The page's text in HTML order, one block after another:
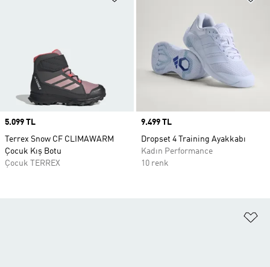
Price
5.099 TL
Terrex Snow CF CLIMAWARM
Çocuk Kış Botu
Çocuk TERREX
Price
9.499 TL
Dropset 4 Training Ayakkabı
Kadın Performance
10 renk